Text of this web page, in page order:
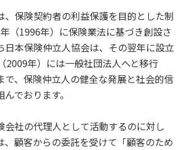
、保険契約者の利益保護を目的とした制
（1996年）に保険業法に基づき創設さ
日本保険仲立人協会は、その翌年に設立
2009年）には一般社団法人へと移行
で、保険仲立人の健全な発展と社会的信
でおります。
会社の代理人として活動するのに対し
、顧客からの委託を受けて「顧客のため